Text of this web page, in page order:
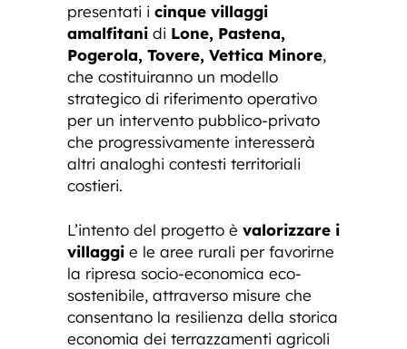
presentati i cinque villaggi
amalfitani di Lone, Pastena,
Pogerola, Tovere, Vettica Minore,
che costituiranno un modello
strategico di riferimento operativo
per un intervento pubblico-privato
che progressivamente interesserà
altri analoghi contesti territoriali
costieri.
L’intento del progetto è valorizzare i
villaggi e le aree rurali per favorirne
la ripresa socio-economica eco-
sostenibile, attraverso misure che
consentano la resilienza della storica
economia dei terrazzamenti agricoli